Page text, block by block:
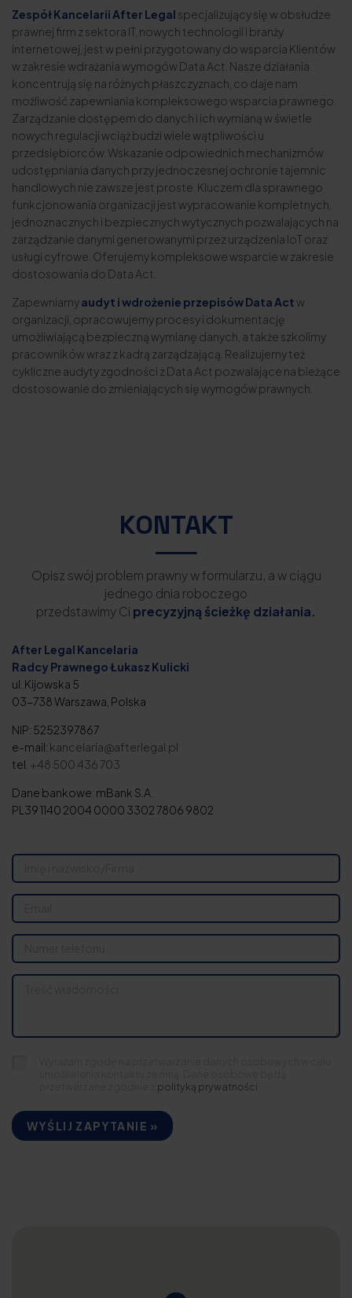
Zespół Kancelarii After Legal specjalizujący się w obsłudze
prawnej firm z sektora IT, nowych technologii i branży
internetowej, jest w pełni przygotowany do wsparcia Klientów
w zakresie wdrażania wymogów Data Act. Nasze działania
koncentrują się na różnych płaszczyznach, co daje nam
możliwość zapewniania kompleksowego wsparcia prawnego.
Zarządzanie dostępem do danych i ich wymianą w świetle
nowych regulacji wciąż budzi wiele wątpliwości u
przedsiębiorców. Wskazanie odpowiednich mechanizmów
udostępniania danych przy jednoczesnej ochronie tajemnic
handlowych nie zawsze jest proste. Kluczem dla sprawnego
funkcjonowania organizacji jest wypracowanie kompletnych,
jednoznacznych i bezpiecznych wytycznych pozwalających na
zarządzanie danymi generowanymi przez urządzenia IoT oraz
usługi cyfrowe. Oferujemy kompleksowe wsparcie w zakresie
dostosowania do Data Act.
Zapewniamyaudyt i wdrożenie przepisów Data Actw
organizacji, opracowujemy procesy i dokumentację
umożliwiającą bezpieczną wymianę danych, a także szkolimy
pracowników wraz z kadrą zarządzającą. Realizujemy też
cykliczne audyty zgodności z Data Act pozwalające na bieżące
dostosowanie do zmieniających się wymogów prawnych.
KONTAKT
Opisz swój problem prawny w formularzu, a w ciągu
jednego dnia roboczego
przedstawimy Ci precyzyjną ścieżkę działania.
After Legal Kancelaria
Radcy Prawnego Łukasz Kulicki
ul. Kijowska 5
03-738 Warszawa, Polska
NIP: 5252397867
e-mail: kancelaria@afterlegal.pl
tel. +48 500 436 703
Dane bankowe: mBank S.A.
PL39 1140 2004 0000 3302 7806 9802
polityką prywatności
WYŚLIJ ZAPYTANIE »